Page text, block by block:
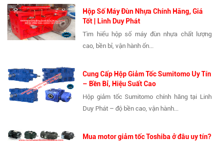
Hộp Số Máy Đùn Nhựa Chính Hãng, Giá
Tốt | Linh Duy Phát
Tìm hiểu hộp số máy đùn nhựa chất lượng
cao, bền bỉ, vận hành ổn...
Cung Cấp Hộp Giảm Tốc Sumitomo Uy Tín
– Bền Bỉ, Hiệu Suất Cao
Hộp giảm tốc Sumitomo chính hãng tại Linh
Duy Phát – độ bền cao, vận hành...
Mua motor giảm tốc Toshiba ở đâu uy tín?